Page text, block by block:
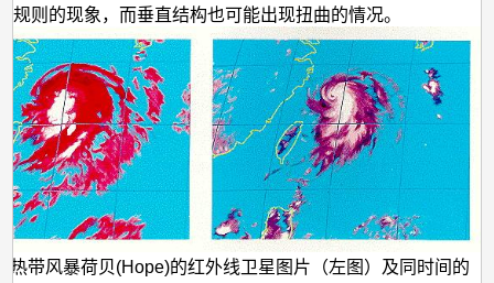
规则的现象，而垂直结构也可能出现扭曲的情况。
热带风暴荷贝(Hope)的红外线卫星图片（左图）及同时间的